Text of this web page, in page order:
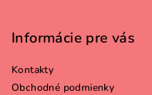
Informácie pre vás
Kontakty
Obchodné podmienky